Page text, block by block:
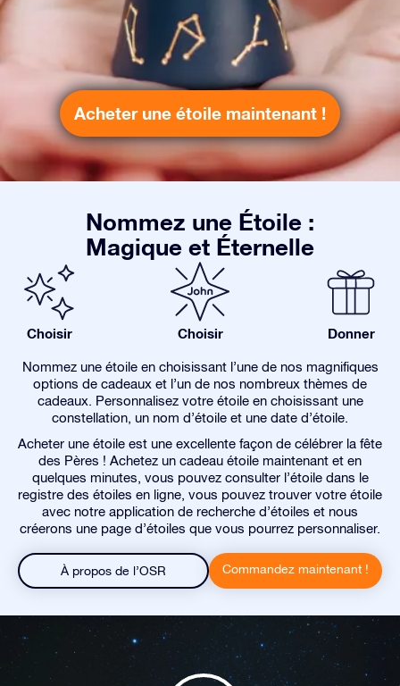
Acheter une étoile maintenant !
Nommez une Étoile :
Magique et Éternelle
Choisir Choisir Donner
Nommez une étoile en choisissant l’une de nos magnifiques
options de cadeaux et l’un de nos nombreux thèmes de
cadeaux. Personnalisez votre étoile en choisissant une
constellation, un nom d’étoile et une date d’étoile.
Acheter une étoile est une excellente façon de célébrer la fête
des Pères ! Achetez un cadeau étoile maintenant et en
quelques minutes, vous pouvez consulter l’étoile dans le
registre des étoiles en ligne, vous pouvez trouver votre étoile
avec notre application de recherche d’étoiles et nous
créerons une page d’étoiles que vous pourrez personnaliser.
À propos de l’OSR Commandez maintenant !